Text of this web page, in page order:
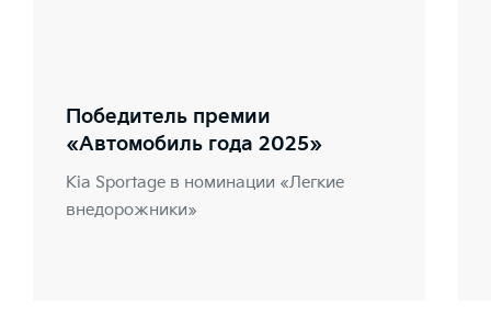
Победитель премии
«Автомобиль года 2025»
Kia Sportage в номинации «Легкие
внедорожники»